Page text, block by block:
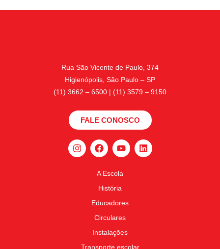
Rua São Vicente de Paulo, 374
Higienópolis, São Paulo – SP
(11) 3662 – 6500 | (11) 3579 – 9150
FALE CONOSCO
A Escola
História
Educadores
Circulares
Instalações
Transporte escolar